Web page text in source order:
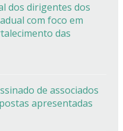
dos dirigentes dos
com foco em
das
de associados
apresentadas